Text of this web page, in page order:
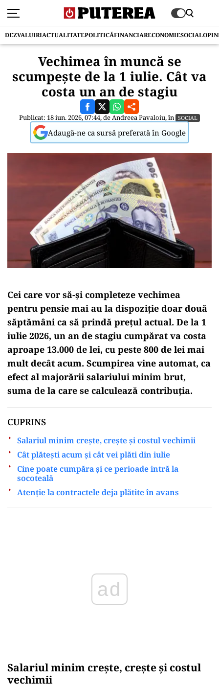
DEZVALUIRIACTUALITATEPOLITICĂFINANCIARECONOMIESOCIAL
Vechimea în muncă se
scumpește de la 1 iulie. Cât va
costa un an de stagiu
Publicat: 18 iun. 2026, 07:44, deAndreea Pavaloiu, în SOCIAL
Adaugă-ne ca sursă preferată în Google
Cei care vor să-și completeze vechimea
pentru pensie mai au la dispoziție doar două
săptămâni ca să prindă prețul actual. De la 1
iulie 2026, un an de stagiu cumpărat va costa
aproape 13.000 de lei, cu peste 800 de lei mai
mult decât acum. Scumpirea vine automat, ca
efect al majorării salariului minim brut,
suma de la care se calculează contribuția.
CUPRINS
Salariul minim crește, crește și costul vechimii
Cât plătești acum și cât vei plăti din iulie
Cine poate cumpăra și ce perioade intră la
socoteală
Atenție la contractele deja plătite în avans
ad
Salariul minim crește, crește și costul
vechimii